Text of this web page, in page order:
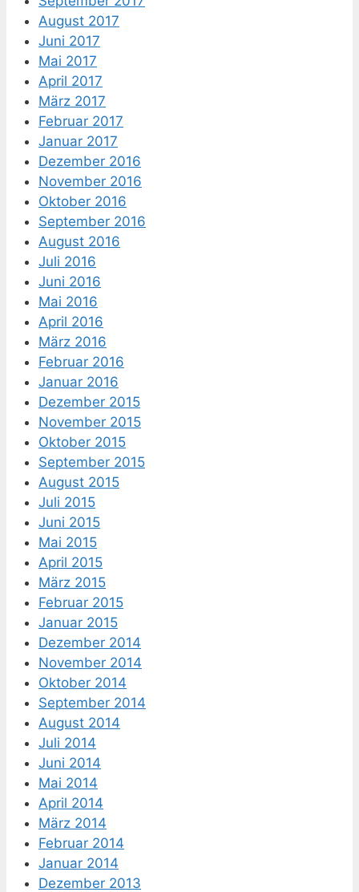
August 2017
Juni 2017
Mai 2017
April 2017
März 2017
Februar 2017
Januar 2017
Dezember 2016
November 2016
Oktober 2016
September 2016
August 2016
Juli 2016
Juni 2016
Mai 2016
April 2016
März 2016
Februar 2016
Januar 2016
Dezember 2015
November 2015
Oktober 2015
September 2015
August 2015
Juli 2015
Juni 2015
Mai 2015
April 2015
März 2015
Februar 2015
Januar 2015
Dezember 2014
November 2014
Oktober 2014
September 2014
August 2014
Juli 2014
Juni 2014
Mai 2014
April 2014
März 2014
Februar 2014
Januar 2014
Dezember 2013